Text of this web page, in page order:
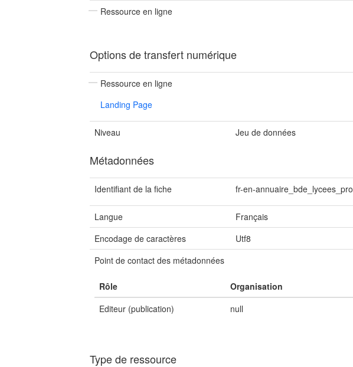
Ressource en ligne
Options de transfert numérique
Ressource en ligne
Landing Page
Niveau Jeu de données
Métadonnées
Identifiant de la fiche fr-en-annuaire_bde_lycees_pro
Langue
Français
Encodage de caractères
Utf8
Point de contact des métadonnées
Rôle Organisation
Editeur (publication)
null
Type de ressource